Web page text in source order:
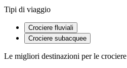
Tipi di viaggio
Crociere fluviali
Crociere subacquee
Le migliori destinazioni per le crociere